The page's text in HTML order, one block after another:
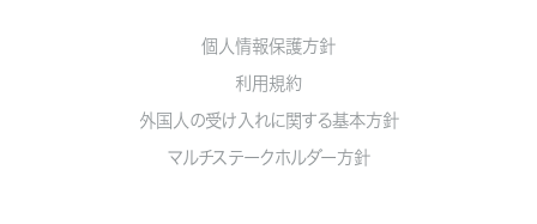
個人情報保護方針
利用規約
外国人の受け入れに関する基本方針
マルチステークホルダー方針